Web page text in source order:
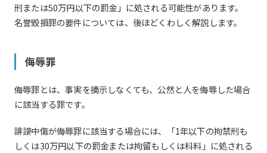
刑または50万円以下の罰金」に処される可能性があります。
名誉毀損罪の要件については、後ほどくわしく解説します。
侮辱罪
侮辱罪とは、事実を摘示しなくても、公然と人を侮辱した場合
に該当する罪です。
誹謗中傷が侮辱罪に該当する場合には、「1年以下の拘禁刑も
しくは30万円以下の罰金または拘留もしくは科料」に処される